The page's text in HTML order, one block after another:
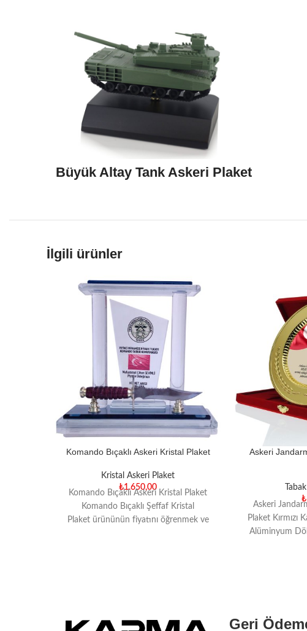
Büyük Altay Tank Askeri Plaket
İlgili ürünler
Komando Bıçaklı Askeri Kristal Plaket
Kristal Askeri Plaket
₺1.650,00
Komando Bıçaklı Askeri Kristal Plaket
Komando Bıçaklı Şeffaf Kristal
Plaket ürününün fiyatını öğrenmek ve
Askeri
₺
Askeri
Plaket Kırmızı
Alüminyum
Geri